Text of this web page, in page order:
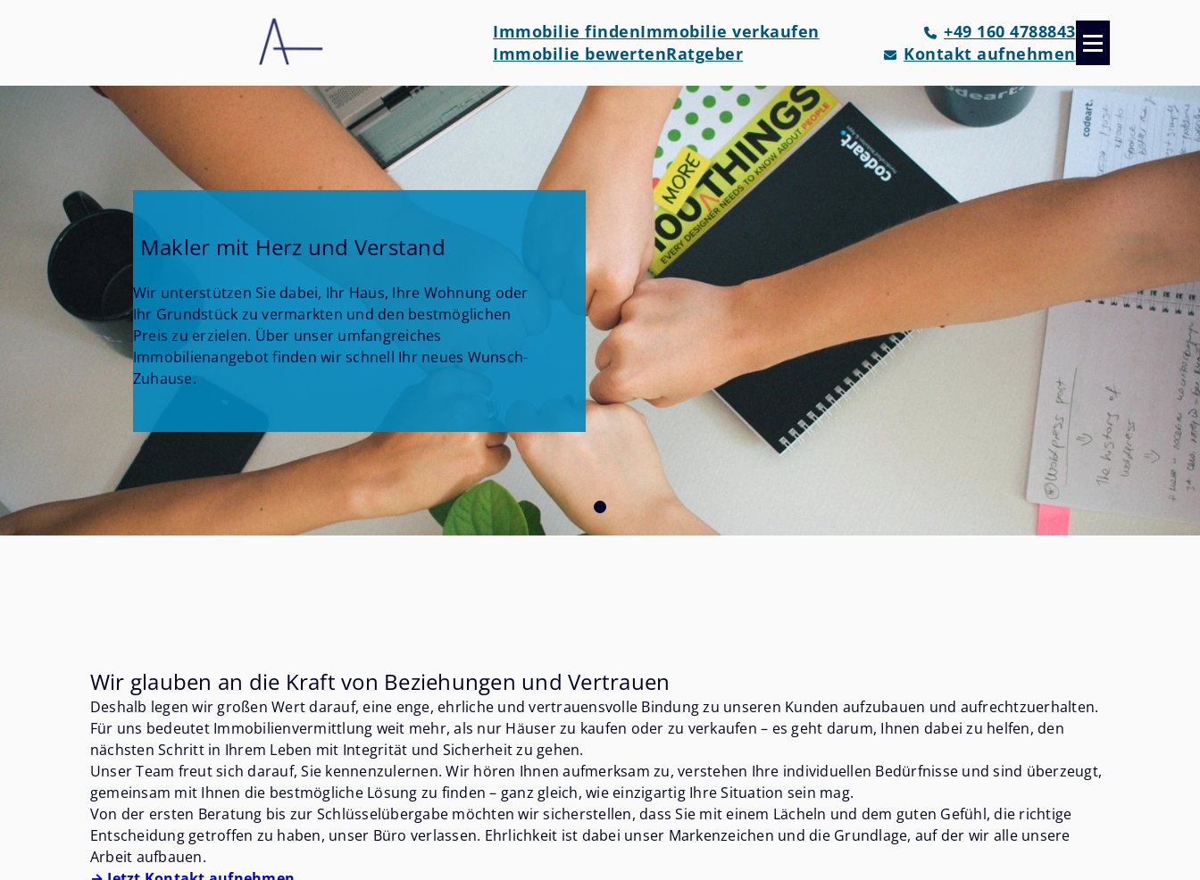
Immobilie findenImmobilie verkaufen
Immobilie bewertenRatgeber
+49 160 4788843
Kontakt aufnehmen
Makler mit Herz und Verstand
Wir unterstützen Sie dabei, Ihr Haus, Ihre Wohnung oder
Ihr Grundstück zu vermarkten und den bestmöglichen
Preis zu erzielen. Über unser umfangreiches
Immobilienangebot finden wir schnell Ihr neues Wunsch-
Zuhause.
Wir glauben an die Kraft von Beziehungen und Vertrauen
Deshalb legen wir großen Wert darauf, eine enge, ehrliche und vertrauensvolle Bindung zu unseren Kunden aufzubauen und aufrechtzuerhalten.
Für uns bedeutet Immobilienvermittlung weit mehr, als nur Häuser zu kaufen oder zu verkaufen – es geht darum, Ihnen dabei zu helfen, den
nächsten Schritt in Ihrem Leben mit Integrität und Sicherheit zu gehen.
Unser Team freut sich darauf, Sie kennenzulernen. Wir hören Ihnen aufmerksam zu, verstehen Ihre individuellen Bedürfnisse und sind überzeugt,
gemeinsam mit Ihnen die bestmögliche Lösung zu finden – ganz gleich, wie einzigartig Ihre Situation sein mag.
Von der ersten Beratung bis zur Schlüsselübergabe möchten wir sicherstellen, dass Sie mit einem Lächeln und dem guten Gefühl, die richtige
Entscheidung getroffen zu haben, unser Büro verlassen. Ehrlichkeit ist dabei unser Markenzeichen und die Grundlage, auf der wir alle unsere
Arbeit aufbauen.